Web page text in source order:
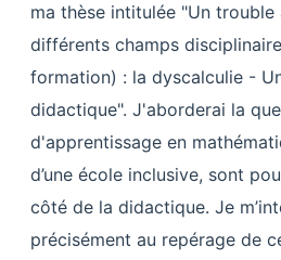
ma thèse intitulée "Un trouble
différents champs
formation) : la dyscalculie -
didactique". J'aborderai la
d'apprentissage en
d’une école inclusive, sont
côté de la didactique. Je
précisément au repérage de